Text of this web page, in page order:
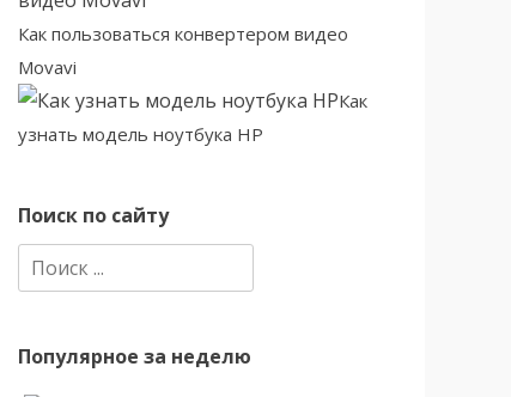
Как пользоваться конвертером видео
Movavi
Как
узнать модель ноутбука HP
Поиск по сайту
Найти:
Популярное за неделю